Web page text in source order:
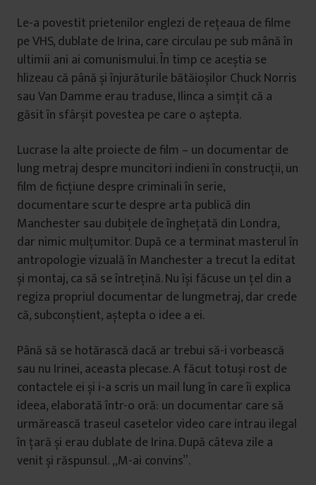
Le-a povestit prietenilor englezi de rețeaua de filme
pe VHS, dublate de Irina, care circulau pe sub mână în
ultimii ani ai comunismului. În timp ce aceștia se
hlizeau că până și înjurăturile bătăioșilor Chuck Norris
sau Van Damme erau traduse, Ilinca a simțit că a
găsit în sfârșit povestea pe care o aștepta.
Lucrase la alte proiecte de film – un documentar de
lung metraj despre muncitori indieni în construcții, un
film de ficțiune despre criminali în serie,
documentare scurte despre arta publică din
Manchester sau dubițele de înghețată din Londra,
dar nimic mulțumitor. După ce a terminat masterul în
antropologie vizuală în Manchester a trecut la editat
și montaj, ca să se întrețină. Nu își făcuse un țel din a
regiza propriul documentar de lungmetraj, dar crede
că, subconștient, aștepta o idee a ei.
Până să se hotărască dacă ar trebui să-i vorbească
sau nu Irinei, aceasta plecase. A făcut totuși rost de
contactele ei și i-a scris un mail lung în care îi explica
ideea, elaborată într-o oră: un documentar care să
urmărească traseul casetelor video care intrau ilegal
în țară și erau dublate de Irina. După câteva zile a
venit și răspunsul. „M-ai convins”.